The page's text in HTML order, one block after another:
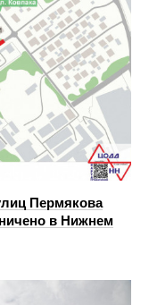
Пермякова
в Нижнем